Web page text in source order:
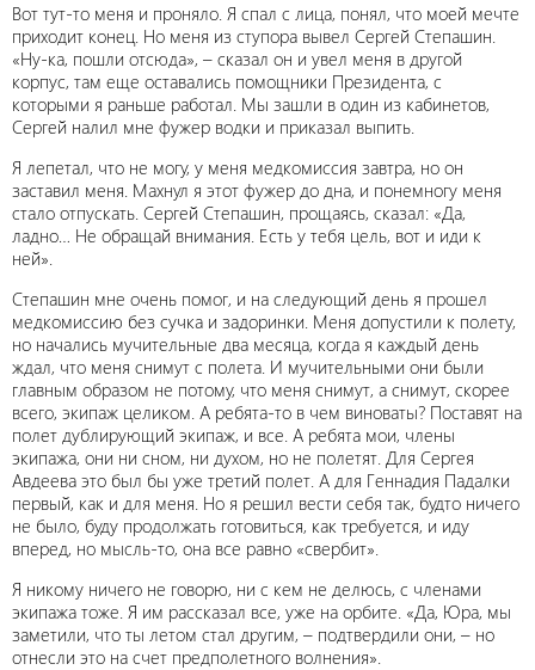
Вот тут-то меня и проняло. Я спал с лица, понял, что моей мечте
приходит конец. Но меня из ступора вывел Сергей Степашин.
«Ну-ка, пошли отсюда», – сказал он и увел меня в другой
корпус, там еще оставались помощники Президента, с
которыми я раньше работал. Мы зашли в один из кабинетов,
Сергей налил мне фужер водки и приказал выпить.
Я лепетал, что не могу, у меня медкомиссия завтра, но он
заставил меня. Махнул я этот фужер до дна, и понемногу меня
стало отпускать. Сергей Степашин, прощаясь, сказал: «Да,
ладно… Не обращай внимания. Есть у тебя цель, вот и иди к
ней».
Степашин мне очень помог, и на следующий день я прошел
медкомиссию без сучка и задоринки. Меня допустили к полету,
но начались мучительные два месяца, когда я каждый день
ждал, что меня снимут с полета. И мучительными они были
главным образом не потому, что меня снимут, а снимут, скорее
всего, экипаж целиком. А ребята-то в чем виноваты? Поставят на
полет дублирующий экипаж, и все. А ребята мои, члены
экипажа, они ни сном, ни духом, но не полетят. Для Сергея
Авдеева это был бы уже третий полет. А для Геннадия Падалки
первый, как и для меня. Но я решил вести себя так, будто ничего
не было, буду продолжать готовиться, как требуется, и иду
вперед, но мысль-то, она все равно «свербит».
Я никому ничего не говорю, ни с кем не делюсь, с членами
экипажа тоже. Я им рассказал все, уже на орбите. «Да, Юра, мы
заметили, что ты летом стал другим, – подтвердили они, – но
отнесли это на счет предполетного волнения».